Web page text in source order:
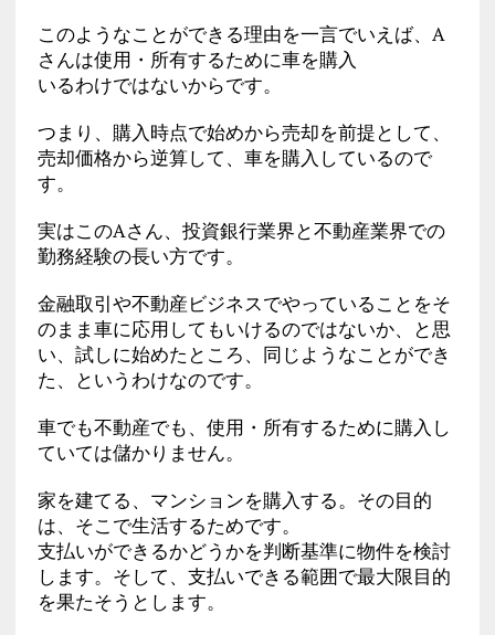
このようなことができる理由を一言でいえば、A
さんは使用・所有するために車を購入
いるわけではないからです。
つまり、購入時点で始めから売却を前提として、
売却価格から逆算して、車を購入しているので
す。
実はこのAさん、投資銀行業界と不動産業界での
勤務経験の長い方です。
金融取引や不動産ビジネスでやっていることをそ
のまま車に応用してもいけるのではないか、と思
い、試しに始めたところ、同じようなことができ
た、というわけなのです。
車でも不動産でも、使用・所有するために購入し
ていては儲かりません。
家を建てる、マンションを購入する。その目的
は、そこで生活するためです。
支払いができるかどうかを判断基準に物件を検討
します。そして、支払いできる範囲で最大限目的
を果たそうとします。